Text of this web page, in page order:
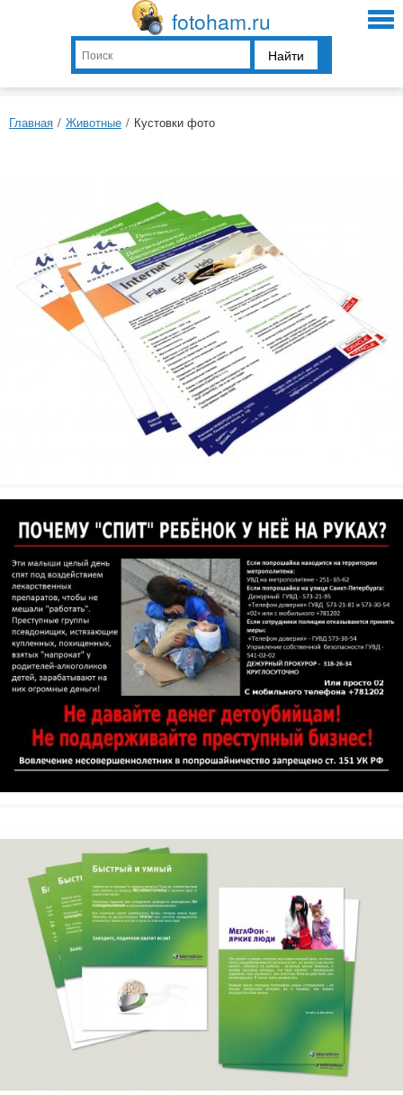
fotoham.ru
Найти
Главная / Животные / Кустовки фото